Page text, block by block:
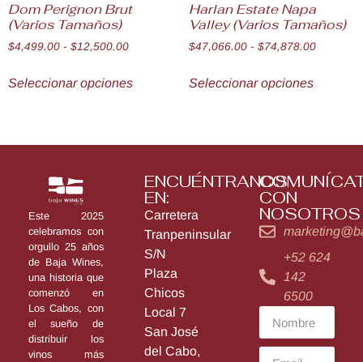
Dom Perignon Brut
(Varios Tamaños)
$4,499.00 - $12,500.00
Seleccionar opciones
Harlan Estate Napa
Valley (Varios Tamaños)
$47,066.00 - $74,878.00
Seleccionar opciones
Este 2025
celebramos con
orgullo 25 años
de Baja Wines,
una historia que
comenzó en
Los Cabos, con
el sueño de
distribuir los
vinos más
ENCUÉNTRANOS
EN:
Carretera
Tranpeninsular
S/N
Plaza
Chicos
Local 7
San José
del Cabo,
CON
NOSOTROS
+52 624
142
6500